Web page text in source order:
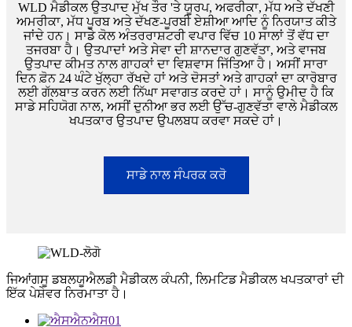
WLD ਮੈਡੀਕਲ ਉਤਪਾਦ ਮੁੱਖ ਤੌਰ 'ਤੇ ਯੂਰਪ, ਅਫਰੀਕਾ, ਮੱਧ ਅਤੇ ਦੱਖਣੀ
ਅਮਰੀਕਾ, ਮੱਧ ਪੂਰਬ ਅਤੇ ਦੱਖਣ-ਪੂਰਬੀ ਏਸ਼ੀਆ ਆਦਿ ਨੂੰ ਨਿਰਯਾਤ ਕੀਤੇ
ਜਾਂਦੇ ਹਨ। ਸਾਡੇ ਕੋਲ ਅੰਤਰਰਾਸ਼ਟਰੀ ਵਪਾਰ ਵਿੱਚ 10 ਸਾਲਾਂ ਤੋਂ ਵੱਧ ਦਾ
ਤਜਰਬਾ ਹੈ। ਉਤਪਾਦਾਂ ਅਤੇ ਸੇਵਾ ਦੀ ਸ਼ਾਨਦਾਰ ਗੁਣਵੱਤਾ, ਅਤੇ ਵਾਜਬ
ਉਤਪਾਦ ਕੀਮਤ ਨਾਲ ਗਾਹਕਾਂ ਦਾ ਵਿਸ਼ਵਾਸ ਜਿੱਤਿਆ ਹੈ। ਅਸੀਂ ਸਾਰਾ
ਦਿਨ ਫ਼ੋਨ 24 ਘੰਟੇ ਖੁੱਲ੍ਹਾ ਰੱਖਦੇ ਹਾਂ ਅਤੇ ਦੋਸਤਾਂ ਅਤੇ ਗਾਹਕਾਂ ਦਾ ਕਾਰੋਬਾਰ
ਲਈ ਗੱਲਬਾਤ ਕਰਨ ਲਈ ਨਿੱਘਾ ਸਵਾਗਤ ਕਰਦੇ ਹਾਂ। ਸਾਨੂੰ ਉਮੀਦ ਹੈ ਕਿ
ਸਾਡੇ ਸਹਿਯੋਗ ਨਾਲ, ਅਸੀਂ ਦੁਨੀਆ ਭਰ ਲਈ ਉੱਚ-ਗੁਣਵੱਤਾ ਵਾਲੇ ਮੈਡੀਕਲ
ਖਪਤਕਾਰ ਉਤਪਾਦ ਉਪਲਬਧ ਕਰਵਾ ਸਕਦੇ ਹਾਂ।
ਸਾਡੇ ਨਾਲ ਸੰਪਰਕ ਕਰੋ
ਜਿਆਂਗਸੂ ਡਬਲਯੂਐਲਡੀ ਮੈਡੀਕਲ ਕੰਪਨੀ, ਲਿਮਟਿਡ ਮੈਡੀਕਲ ਖਪਤਕਾਰਾਂ ਦੀ
ਇੱਕ ਪੇਸ਼ੇਵਰ ਨਿਰਮਾਤਾ ਹੈ।